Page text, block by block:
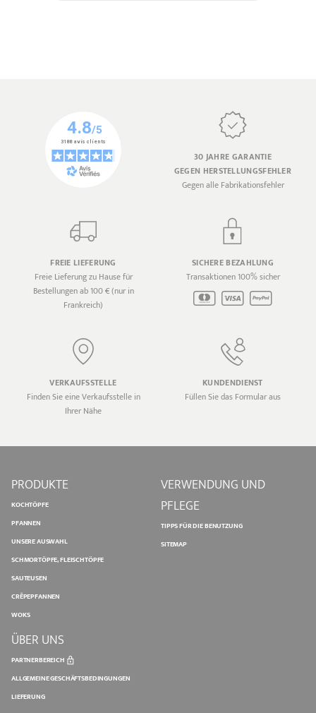
30 JAHRE GARANTIE
GEGEN HERSTELLUNGSFEHLER
Gegen alle Fabrikationsfehler
FREIE LIEFERUNG
Freie Lieferung zu Hause für
Bestellungen ab 100 € (nur in
Frankreich)
SICHERE BEZAHLUNG
Transaktionen 100% sicher
VERKAUFSSTELLE
Finden Sie eine Verkaufsstelle in
Ihrer Nähe
KUNDENDIENST
Füllen Sie das Formular aus
PRODUKTE
KOCHTÖPFE
PFANNEN
UNSERE AUSWAHL
SCHMORTÖPFE, FLEISCHTÖPFE
SAUTEUSEN
CRÊPEPFANNEN
WOKS
VERWENDUNG UND
PFLEGE
TIPPS FÜR DIE BENUTZUNG
SITEMAP
ÜBER UNS
PARTNERBEREICH
ALLGEMEINE GESCHÄFTSBEDINGUNGEN
LIEFERUNG